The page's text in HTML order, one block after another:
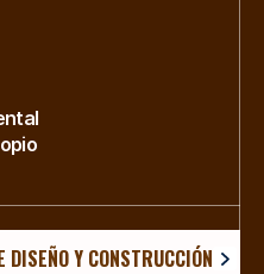
DISEÑO Y CONSTRUCCIÓN